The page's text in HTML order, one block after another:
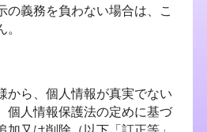
の義務を負わない場合は、こ
から、個人情報が真実でない
個人情報保護法の定めに基づ